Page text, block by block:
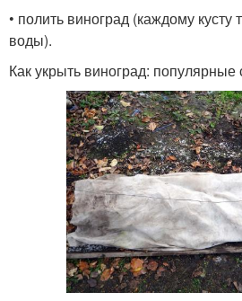
• полить виноград (каждому кусту
воды).
Как укрыть виноград: популярные